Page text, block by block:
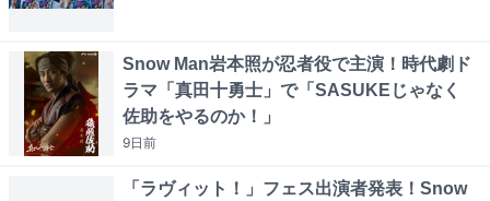
Snow Man岩本照が忍者役で主演！時代劇ド
ラマ「真田十勇士」で「SASUKEじゃなく
佐助をやるのか！」
9日前
「ラヴィット！」フェス出演者発表！Snow